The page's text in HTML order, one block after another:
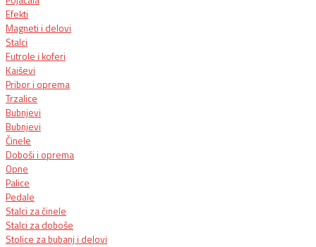
Efekti
Magneti i delovi
Stalci
Futrole i koferi
Kaiševi
Pribor i oprema
Trzalice
Bubnjevi
Bubnjevi
Činele
Doboši i oprema
Opne
Palice
Pedale
Stalci za činele
Stalci za doboše
Stolice za bubanj i delovi